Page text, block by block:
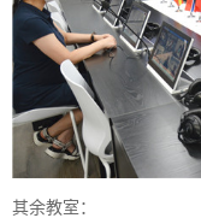
其余教室：